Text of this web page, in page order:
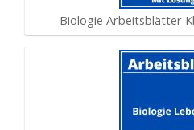
Biologie Arbeitsblätter